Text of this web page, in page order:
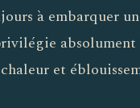
à embarquer
et